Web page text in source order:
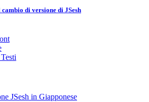
di versione di JSesh
JSesh in Giapponese